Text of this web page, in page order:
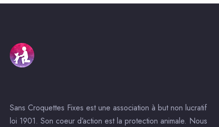
Sans Croquettes Fixes est une association à but non lucratif
loi 1901. Son coeur d’action est la protection animale. Nous